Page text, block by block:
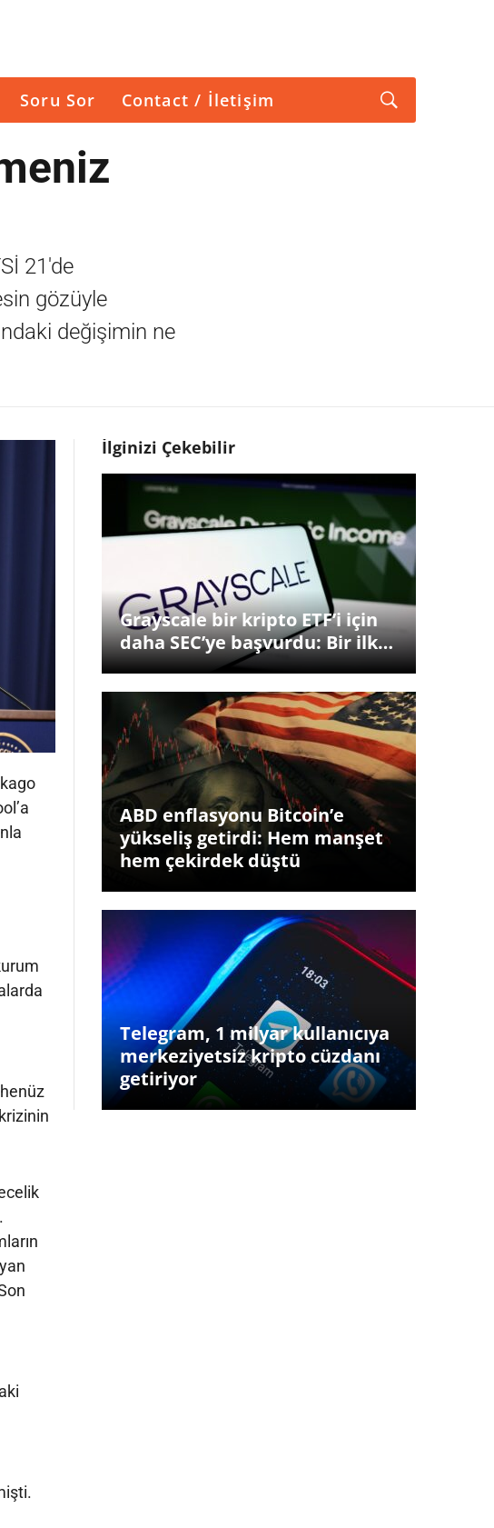
Soru Sor Contact / İletişim
21'de
gözüyle
değişimin ne
İlginizi Çekebilir
Grayscale bir kripto ETF’i için
daha SEC’ye başvurdu: Bir ilk…
ABD enflasyonu Bitcoin’e
yükseliş getirdi: Hem manşet
hem çekirdek düştü
Telegram, 1 milyar kullanıcıya
merkeziyetsiz kripto cüzdanı
getiriyor